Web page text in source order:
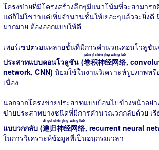
โครงข่ายที่มีโครงสร้างลึกๆมีแนวโน้มที่จะสามาร
แต่ก็ไม่ใช่ว่าแค่เพิ่มจำนวนชั้นให้เยอะๆแล้วจะยิ่งดี
มากมาย ต้องออกแบบให้ดี
เพอร์เซปตรอนหลายชั้นที่มีการคำนวณคอนโวลูชัน
ประสาทแบบคอนโวลูชัน (卷积神经网络
juǎn jī shén jīng wǎng luò
,
network, CNN) นิยมใช้ในงานวิเคราะห์รูปภาพห
เนื่อง
นอกจากโครงข่ายประสาทแบบป้อนไปข้างหน้าอย่า
ข่ายประสาทบางชนิดที่มีการคำนวณวกกลับด้วย เรี
แบบวกกลับ (递归神经网络
dì guī shén jīng wǎng luò
, recurrent neural
ในการวิเคราะห์ข้อมูลที่เป็นอนุกรมเวลา